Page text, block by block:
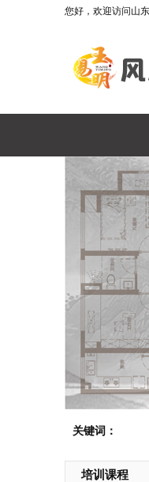
您好，欢迎访问山
关键词：
培训课程